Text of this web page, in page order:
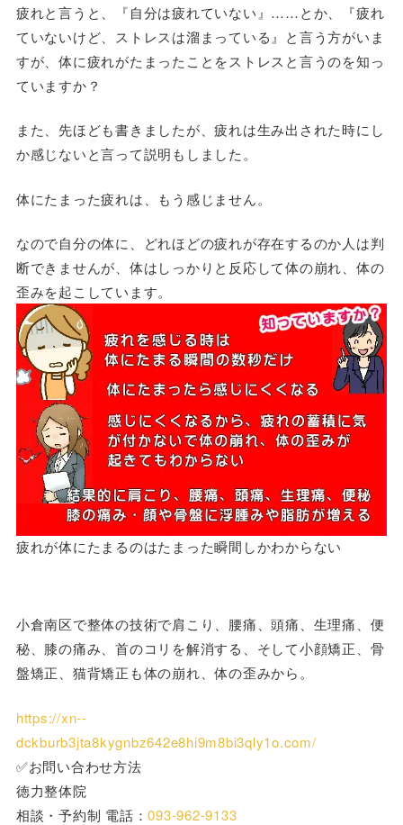
疲れと言うと、『自分は疲れていない』……とか、『疲れ
ていないけど、ストレスは溜まっている』と言う方がいま
すが、体に疲れがたまったことをストレスと言うのを知っ
ていますか？
また、先ほども書きましたが、疲れは生み出された時にし
か感じないと言って説明もしました。
体にたまった疲れは、もう感じません。
なので自分の体に、どれほどの疲れが存在するのか人は判
断できませんが、体はしっかりと反応して体の崩れ、体の
歪みを起こしています。
疲れが体にたまるのはたまった瞬間しかわからない
小倉南区で整体の技術で肩こり、腰痛、頭痛、生理痛、便
秘、膝の痛み、首のコリを解消する、そして小顔矯正、骨
盤矯正、猫背矯正も体の崩れ、体の歪みから。
https://xn--
dckburb3jta8kygnbz642e8hi9m8bi3qly1o.com/
✅お問い合わせ方法
徳力整体院
相談・予約制 電話：093-962-9133